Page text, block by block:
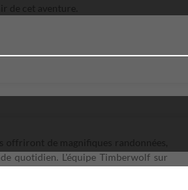
quotidien. L'équipe Timberwolf sur